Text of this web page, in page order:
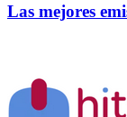
Las mejores